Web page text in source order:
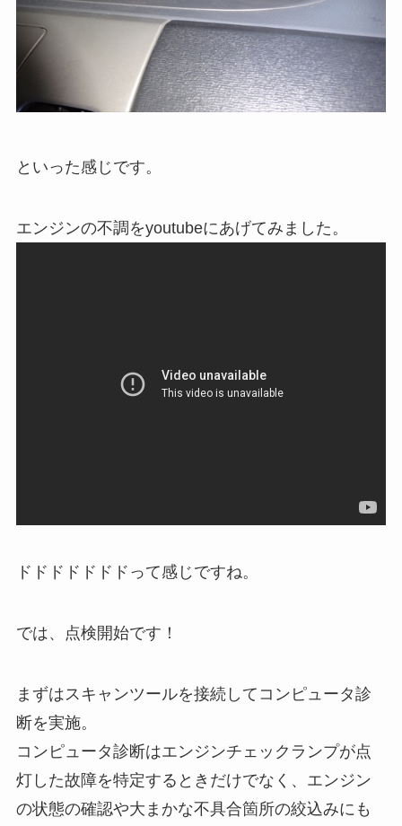
といった感じです。
エンジンの不調をyoutubeにあげてみました。
ドドドドドドドって感じですね。
では、点検開始です！
まずはスキャンツールを接続してコンピュータ診
断を実施。
コンピュータ診断はエンジンチェックランプが点
灯した故障を特定するときだけでなく、エンジン
の状態の確認や大まかな不具合箇所の絞込みにも